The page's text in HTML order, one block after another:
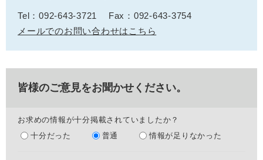
Tel：092-643-3721
Fax：092-643-3754
メールでのお問い合わせはこちら
皆様のご意見をお聞かせください。
お求めの情報が十分掲載されていましたか？
十分だった
普通 情報が足りなかった